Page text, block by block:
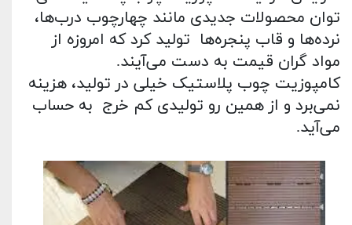
توان محصولات جدیدی مانند چهارچوب درب‌ها،
نرده‌ها و قاب پنجره‌ها تولید کرد که امروزه از
مواد گران ‌قیمت به دست می‌آیند.
کامپوزیت چوب پلاستیک خیلی در تولید، هزینه
نمی‌برد و از همین رو تولیدی کم‌ خرج به ‌حساب
می‌آید.